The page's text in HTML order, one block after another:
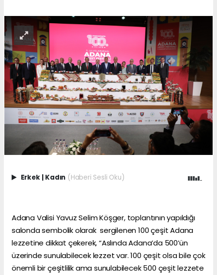
Erkek | Kadın (Haberi Sesli Oku)
Adana Valisi Yavuz Selim Köşger, toplantının yapıldığı
salonda sembolik olarak sergilenen 100 çeşit Adana
lezzetine dikkat çekerek, “Aslında Adana’da 500’ün
üzerinde sunulabilecek lezzet var. 100 çeşit olsa bile çok
önemli bir çeşitlilik ama sunulabilecek 500 çeşit lezzete